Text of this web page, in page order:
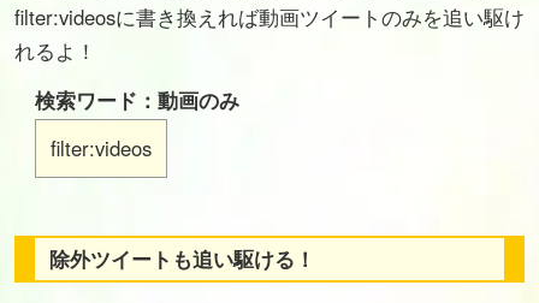
filter:videosに書き換えれば動画ツイートのみを追い駆け
れるよ！
検索ワード：動画のみ
filter:videos
除外ツイートも追い駆ける！